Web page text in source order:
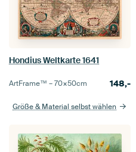
Hondius Weltkarte 1641
ArtFrame™ –70×50cm 148,-
Größe & Material selbst wählen